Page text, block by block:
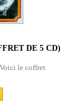
DE 5 CD)
le coffret